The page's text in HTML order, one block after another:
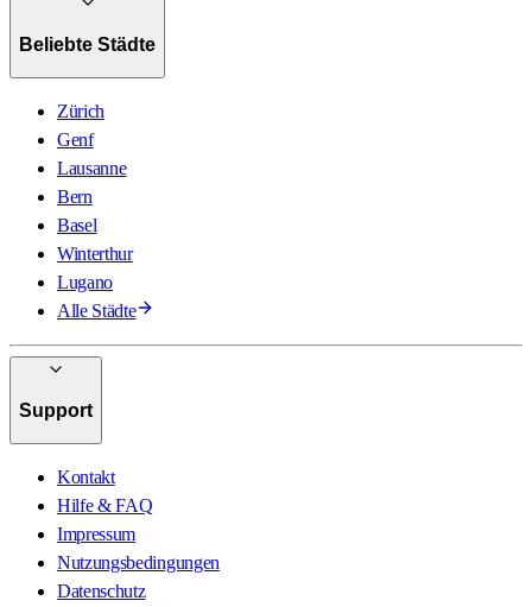
Beliebte Städte
Zürich
Genf
Lausanne
Bern
Basel
Winterthur
Lugano
Alle Städte
Support
Kontakt
Hilfe & FAQ
Impressum
Nutzungsbedingungen
Datenschutz